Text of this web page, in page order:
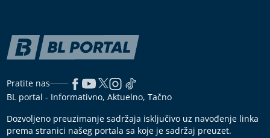
Pratite nas
BL portal - Informativno, Aktuelno, Tačno
Dozvoljeno preuzimanje sadržaja isključivo uz navođenje linka
prema stranici našeg portala sa koje je sadržaj preuzet.